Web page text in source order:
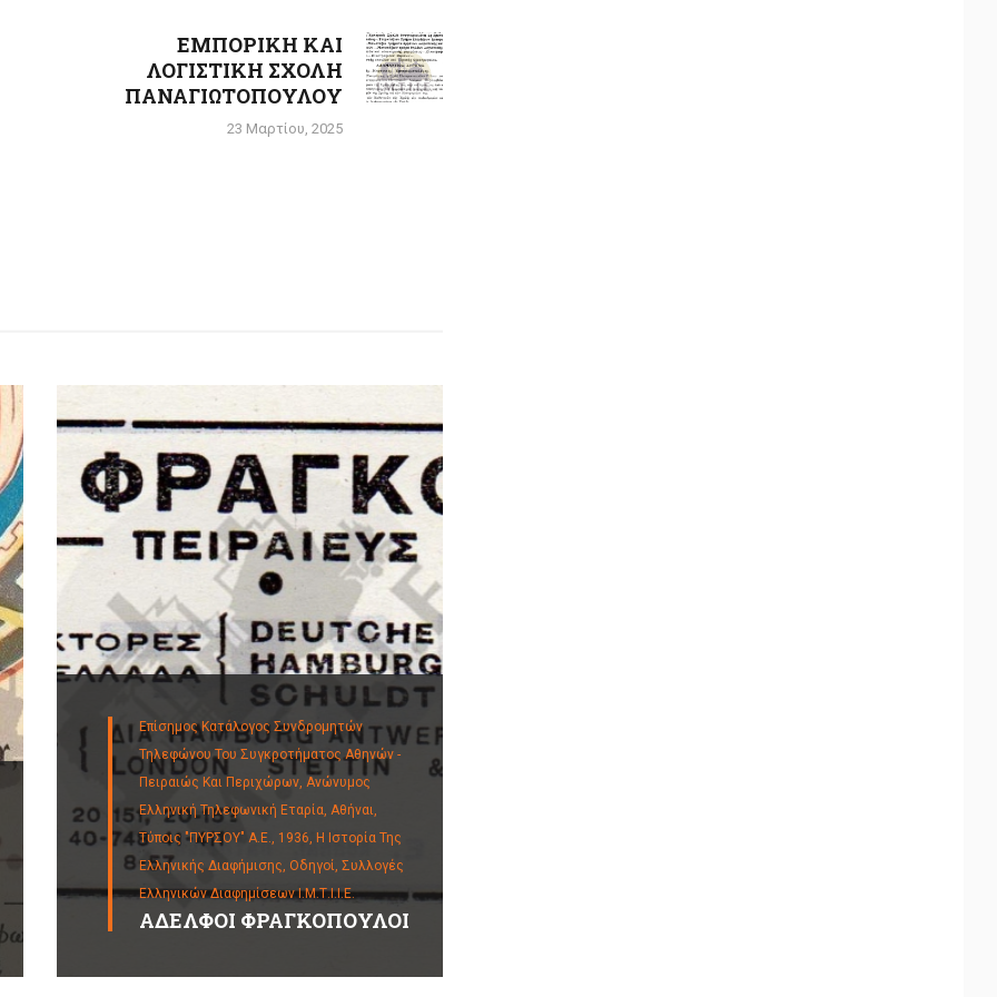
Next
post:
ΕΜΠΟΡΙΚΗ ΚΑΙ
ΛΟΓΙΣΤΙΚΗ ΣΧΟΛΗ
ΠΑΝΑΓΙΩΤΟΠΟΥΛΟΥ
23 Μαρτίου, 2025
Επίσημος Κατάλογος Συνδρομητών
Τηλεφώνου Του Συγκροτήματος Αθηνών -
Πειραιώς Και Περιχώρων, Ανώνυμος
Ελληνική Τηλεφωνική Εταρία, Αθήναι,
Τύποις "ΠΥΡΣΟΥ" Α.Ε., 1936, Η Ιστορία Της
Ελληνικής Διαφήμισης, Οδηγοί, Συλλογές
Ελληνικών Διαφημίσεων Ι.Μ.Τ.Ι.Ι.Ε.
ΑΔΕΛΦΟΙ ΦΡΑΓΚΟΠΟΥΛΟΙ